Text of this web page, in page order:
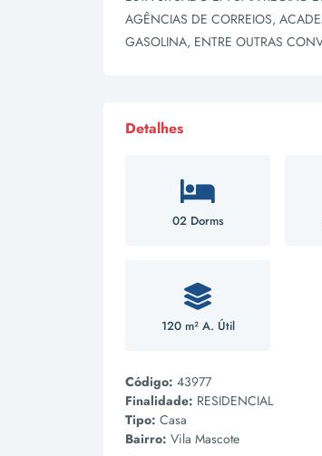
AGÊNCIAS DE CORREIOS,
GASOLINA, ENTRE OUTRAS
Detalhes
02 Dorms
120 m² A. Útil
Código: 43977
Finalidade: RESIDENCIAL
Tipo: Casa
Bairro: Vila Mascote